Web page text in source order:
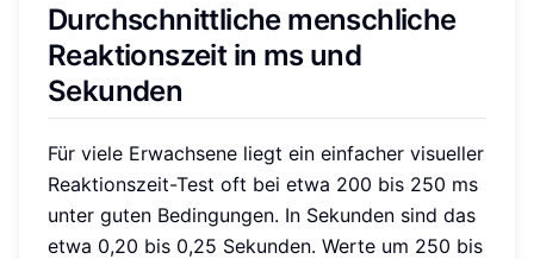
Durchschnittliche menschliche
Reaktionszeit in ms und
Sekunden
Für viele Erwachsene liegt ein einfacher visueller
Reaktionszeit-Test oft bei etwa 200 bis 250 ms
unter guten Bedingungen. In Sekunden sind das
etwa 0,20 bis 0,25 Sekunden. Werte um 250 bis